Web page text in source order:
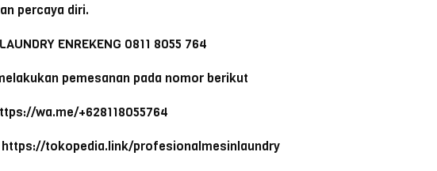
percaya diri.
ENREKENG 0811 8055 764
pemesanan pada nomor berikut
wa.me/+628118055764
https://tokopedia.link/profesionalmesinlaundry